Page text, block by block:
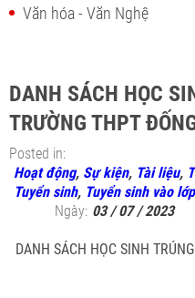
Văn hóa - Văn Nghệ
DANH SÁCH HỌC
TRƯỜNG THPT
Posted in:
Hoạt động, Sự kiện, Tài liệu,
Tuyển sinh, Tuyển sinh vào
Ngày: 03 / 07 / 2023
DANH SÁCH HỌC SINH